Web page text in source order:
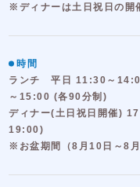
※ディナーは土日祝日の開
時間
ランチ 平日 11:30～
～15:00 (各90分制)
ディナー(土日祝日開催)
19:00)
※お盆期間（8月10日～8